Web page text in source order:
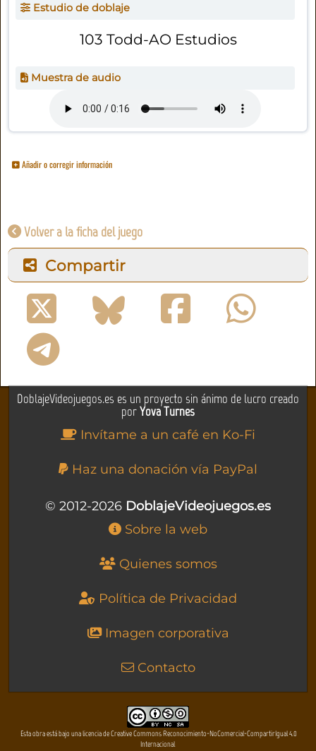
Estudio de doblaje
103 Todd-AO Estudios
Muestra de audio
Añadir o corregir información
Volver a la ficha del juego
Compartir
DoblajeVideojuegos.es es un proyecto sin ánimo de lucro creado
porYova Turnes
Invítame a un café en Ko-Fi
Haz una donación vía PayPal
© 2012-2026 DoblajeVideojuegos.es
Sobre la web
Quienes somos
Política de Privacidad
Imagen corporativa
Contacto
Esta obra está bajo una licencia de Creative Commons Reconocimiento-NoComercial-CompartirIgual 4.0
Internacional